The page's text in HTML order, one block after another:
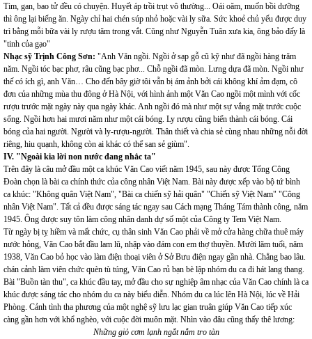
Tim, gan, bao tử đều có chuyện. Huyết áp trồi trụt vô thường... Oái oăm, muốn bồi dưỡng
thì ông lại biếng ăn. Ngày chỉ hai chén súp nhỏ hoặc vài ly sữa. Sức khoẻ chủ yếu được duy
trì bằng mỗi bữa vài ly rượu tăm trong vắt. Cũng như Nguyễn Tuân xưa kia, ông bảo đấy là
"tinh của gạo"
Nhạc sỹ Trịnh Công Sơn: "Anh Văn ngồi. Ngồi ở sạp gỗ cũ kỹ như đã ngồi hàng trăm
năm. Ngồi tóc bạc phơ, râu cũng bạc phơ... Chỗ ngồi đã mòn. Lưng dựa đã mòn. Ngồi như
thế có ích gì, anh Văn… Cho đến bây giờ tôi vẫn bị ám ảnh bởi cái không khí ảm đạm, cô
đơn của những mùa thu đông ở Hà Nội, với hình ảnh một Văn Cao ngồi một mình với cốc
rượu trước mặt ngày này qua ngày khác. Anh ngồi đó mà như một sự vắng mặt trước cuộc
sống. Ngồi hơn hai mươi năm như một cái bóng. Ly rượu cũng biến thành cái bóng. Cái
bóng của hai người. Người và ly-rượu-người. Thân thiết và chia sẻ cùng nhau những nỗi đời
riêng, hiu quạnh, không còn ai khác có thể san sẻ giùm".
IV. "Ngoài kia lời non nước đang nhắc ta"
Trên đây là câu mở đầu một ca khúc Văn Cao viết năm 1945, sau này được Tổng Công
Đoàn chọn là bài ca chính thức của công nhân Việt Nam. Bài này được xếp vào bộ tứ bình
ca khúc: "Không quân Việt Nam", "Bài ca chiến sỹ hải quân" "Chiến sỹ Việt Nam" "Công
nhân Việt Nam". Tất cả đều được sáng tác ngay sau Cách mạng Tháng Tám thành công, năm
1945. Ông được suy tôn làm công nhân danh dự số một của Công ty Tem Việt Nam.
Từ ngày bị tỵ hiềm và mất chức, cụ thân sinh Văn Cao phải về mở cửa hàng chữa thuê máy
nước hỏng, Văn Cao bắt đầu lam lũ, nhập vào đám con em thợ thuyền. Mười lăm tuổi, năm
1938, Văn Cao bỏ học vào làm điện thoại viên ở Sở Bưu điện ngay gần nhà. Chẳng bao lâu.
chán cảnh làm viên chức quèn tù túng, Văn Cao rủ bạn bè lập nhóm du ca đi hát lang thang.
Bài "Buồn tàn thu", ca khúc đầu tay, mở đầu cho sự nghiệp âm nhạc của Văn Cao chính là ca
khúc được sáng tác cho nhóm du ca này biểu diễn. Nhóm du ca lúc lên Hà Nội, lúc về Hải
Phòng. Cảnh tình tha phương của một nghệ sỹ lưu lạc gian truân giúp Văn Cao tiếp xúc
càng gần hơn với khổ nghèo, với cuộc đời muôn mặt. Nhìn vào đâu cũng thấy thê lương:
Những giỏ cơm lạnh ngắt nắm tro tàn